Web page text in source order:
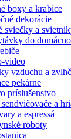
boxy a krabice
dekorácie
sviečky a
do
video
vzduchu a
pekárne
príslušenstvo
a
a espressá
roboty